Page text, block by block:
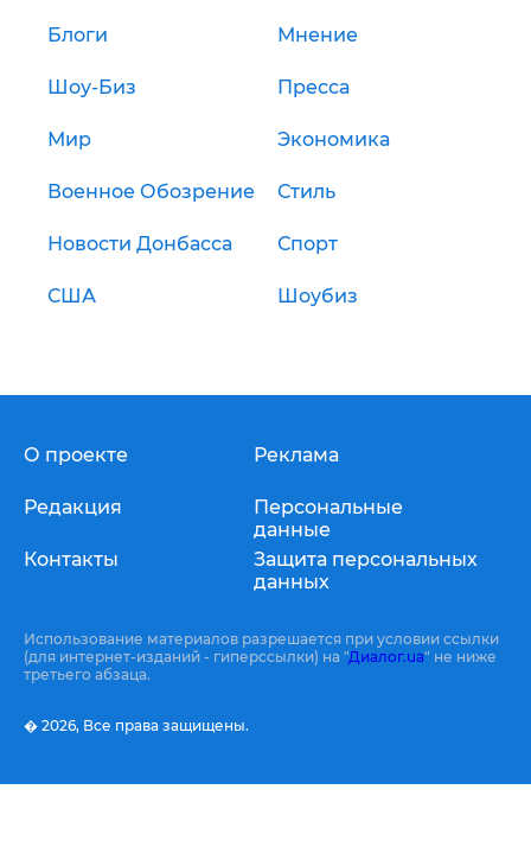
Блоги Мнение
Шоу-Биз Пресса
Мир Экономика
Военное Обозрение Стиль
Новости Донбасса Спорт
США Шоубиз
О проекте
Редакция
Контакты
Реклама
Персональные
данные
Защита персональных
данных
Использование материалов разрешается при условии ссылки
(для интернет-изданий - гиперссылки) на "Диалог.ua" не ниже
третьего абзаца.
� 2026, Все права защищены.